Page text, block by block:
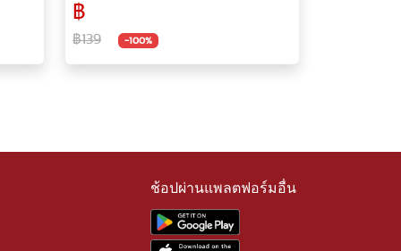
฿
฿139 -100%
ช้อปผ่านแพลตฟอร์มอื่น